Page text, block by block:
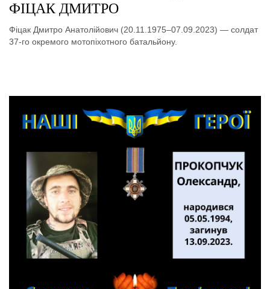
ФІЦАК ДМИТРО
Фіцак Дмитро Анатолійович (20.11.1975–07.09.2023) — солдат
37-го окремого мотопіхотного батальйону.